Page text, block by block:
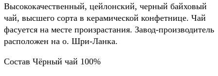
Высококачественный, цейлонский, черный байховый
чай, высшего сорта в керамической конфетнице. Чай
фасуется на месте произрастания. Завод-производитель
расположен на о. Шри-Ланка.
Состав Чёрный чай 100%